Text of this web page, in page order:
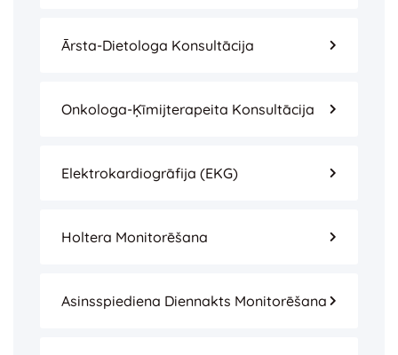
Ārsta-Dietologa Konsultācija
Onkologa-Ķīmijterapeita Konsultācija
Elektrokardiogrāfija (EKG)
Holtera Monitorēšana
Asinsspiediena Diennakts Monitorēšana